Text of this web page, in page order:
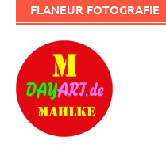
FLANEUR FOTOGRAFIE